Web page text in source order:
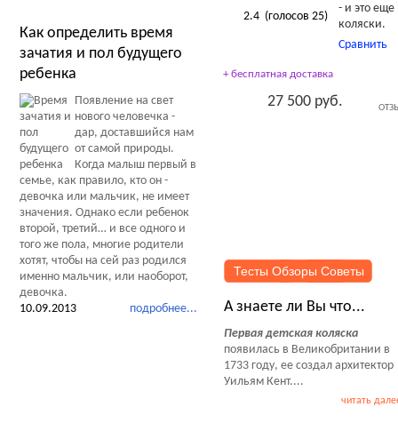
2.4(голосов 25)
- и это еще
коляски.
Сравнить
+ бесплатная доставка
27 500 руб.
Тесты Обзоры Советы
А знаете ли Вы что...
Первая детская коляска
появилась в Великобритании в
1733 году, ее создал архитектор
Уильям Кент....
читать
Как определить время
зачатия и пол будущего
ребенка
Появление на свет
нового человечка -
дар, доставшийся нам
от самой природы.
Когда малыш первый в
семье, как правило, кто он -
девочка или мальчик, не имеет
значения. Однако если ребенок
второй, третий… и все одного и
того же пола, многие родители
хотят, чтобы на сей раз родился
именно мальчик, или наоборот,
девочка.
подробнее...
10.09.2013